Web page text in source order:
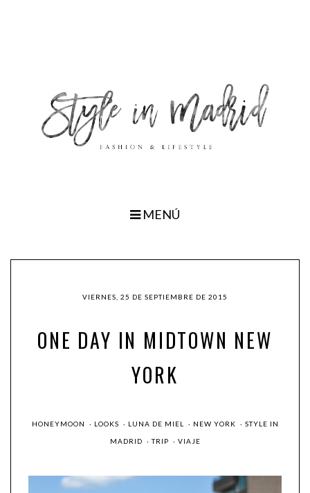
MENÚ
VIERNES, 25 DE SEPTIEMBRE DE 2015
ONE DAY IN MIDTOWN NEW
YORK
HONEYMOON · LOOKS · LUNA DE MIEL · NEW YORK · STYLE IN
MADRID ·TRIP · VIAJE